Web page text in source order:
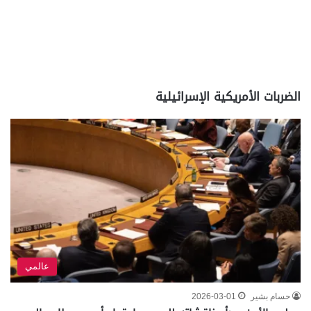
الضربات الأمريكية الإسرائيلية
عالمي
حسام بشير 2026-03-01